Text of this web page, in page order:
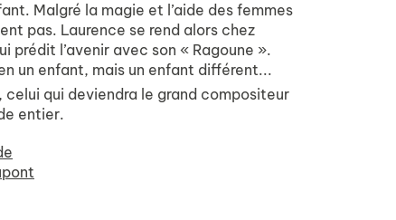
Malgré la magie et l’aide des femmes
pas. Laurence se rend alors chez
prédit l’avenir avec son « Ragoune ».
un enfant, mais un enfant différent...
celui qui deviendra le grand compositeur
entier.